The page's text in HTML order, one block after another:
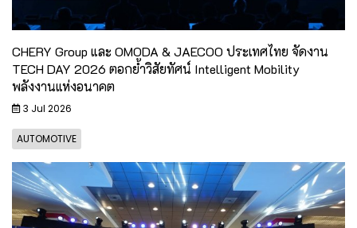
CHERY Group และ OMODA & JAECOO ประเทศไทย จัดงาน
TECH DAY 2026 ตอกย้ำวิสัยทัศน์ Intelligent Mobility
พลังงานแห่งอนาคต
3 Jul 2026
AUTOMOTIVE